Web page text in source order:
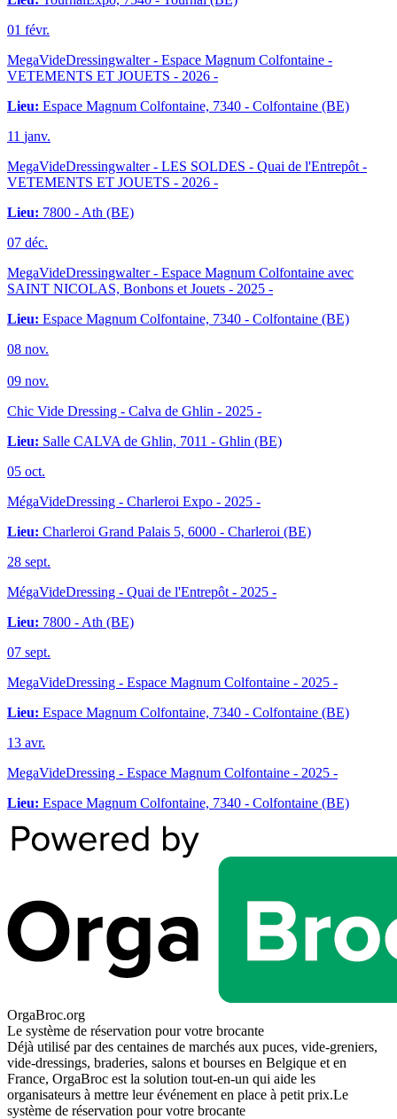
01 févr.
MegaVideDressingwalter - Espace Magnum Colfontaine -
VETEMENTS ET JOUETS - 2026 -
Lieu: Espace Magnum Colfontaine, 7340 - Colfontaine (BE)
11 janv.
MegaVideDressingwalter - LES SOLDES - Quai de l'Entrepôt -
VETEMENTS ET JOUETS - 2026 -
Lieu: 7800 - Ath (BE)
07 déc.
MegaVideDressingwalter - Espace Magnum Colfontaine avec
SAINT NICOLAS, Bonbons et Jouets - 2025 -
Lieu: Espace Magnum Colfontaine, 7340 - Colfontaine (BE)
08 nov.
09 nov.
Chic Vide Dressing - Calva de Ghlin - 2025 -
Lieu: Salle CALVA de Ghlin, 7011 - Ghlin (BE)
05 oct.
MégaVideDressing - Charleroi Expo - 2025 -
Lieu: Charleroi Grand Palais 5, 6000 - Charleroi (BE)
28 sept.
MégaVideDressing - Quai de l'Entrepôt - 2025 -
Lieu: 7800 - Ath (BE)
07 sept.
MegaVideDressing - Espace Magnum Colfontaine - 2025 -
Lieu: Espace Magnum Colfontaine, 7340 - Colfontaine (BE)
13 avr.
MegaVideDressing - Espace Magnum Colfontaine - 2025 -
Lieu: Espace Magnum Colfontaine, 7340 - Colfontaine (BE)
OrgaBroc.org
Le système de réservation pour votre brocante
Déjà utilisé par des centaines de marchés aux puces, vide-greniers,
vide-dressings, braderies, salons et bourses en Belgique et en
France, OrgaBroc est la solution tout-en-un qui aide les
organisateurs à mettre leur événement en place à petit prix.Le
système de réservation pour votre brocante